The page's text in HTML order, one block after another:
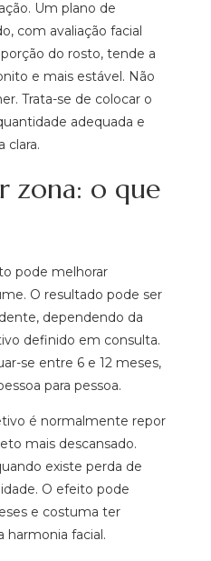
Um plano de
com avaliação facial
do rosto, tende a
e mais estável. Não
Trata-se de colocar o
adequada e
clara.
zona: o que
pode melhorar
O resultado pode ser
dependendo da
definido em consulta.
se entre 6 e 12 meses,
para pessoa.
é normalmente repor
mais descansado.
existe perda de
O efeito pode
e costuma ter
facial.